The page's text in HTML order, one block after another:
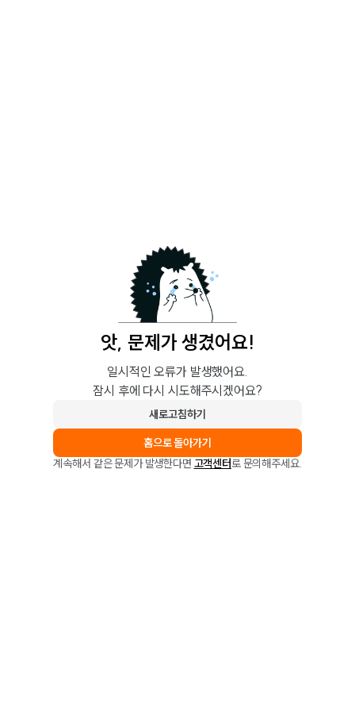
앗, 문제가 생겼어요!
일시적인 오류가 발생했어요.
잠시 후에 다시 시도해주시겠어요?
새로고침하기
홈으로 돌아가기
계속해서 같은 문제가 발생한다면 고객센터로 문의해주세요.